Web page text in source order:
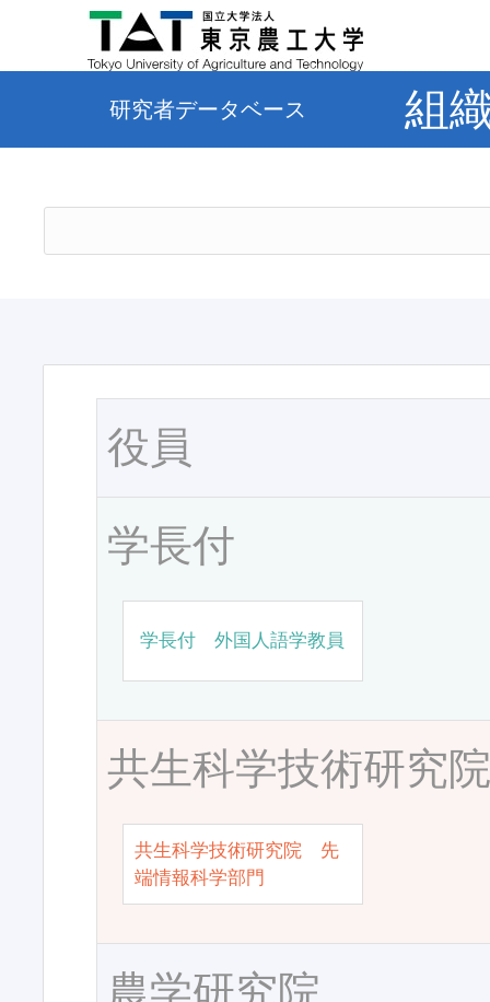
研究者データベース 組
役員
学長付
学長付 外国人語学教員
共生科学技術研究
共生科学技術研究院 先
端情報科学部門
農学研究院